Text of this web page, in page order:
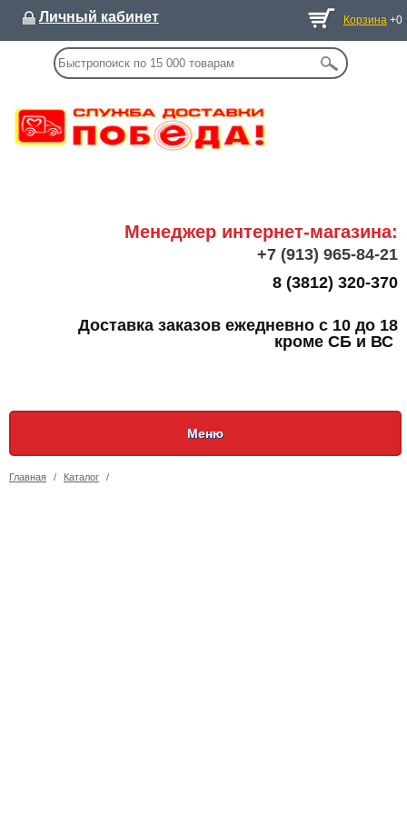
Личный кабинет Корзина +0
Менеджер интернет-магазина:
+7 (913) 965-84-21
8 (3812) 320-370
Доставка заказов ежедневно с 10 до 18
кроме СБ и ВС
Меню
Главная / Каталог /